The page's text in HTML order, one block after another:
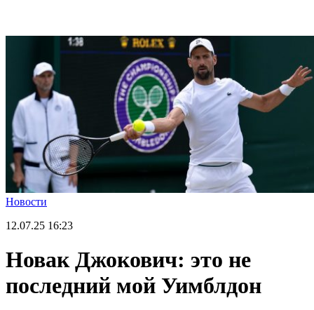
Новости
12.07.25 16:23
Новак Джокович: это не
последний мой Уимблдон